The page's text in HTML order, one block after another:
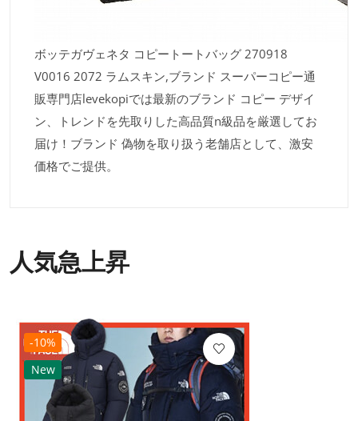
ボッテガヴェネタ コピートートバッグ 270918
V0016 2072 ラムスキン,ブランド スーパーコピー通
販専門店levekopiでは最新のブランド コピー デザイ
ン、トレンドを先取りした高品質n級品を厳選してお
届け！ブランド 偽物を取り扱う老舗店として、激安
価格でご提供。
人気急上昇
-10%
New